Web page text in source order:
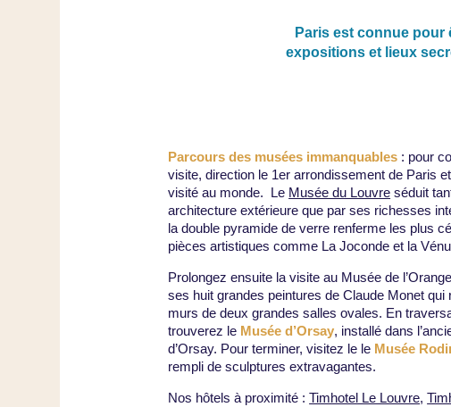
Paris est connue pour
expositions et lieux
Parcours des musées immanquables : pour
visite, direction le 1er arrondissement de Paris
visité au monde. Le Musée du Louvre séduit
architecture extérieure que par ses richesses
la double pyramide de verre renferme les plus
pièces artistiques comme La Joconde et la
Prolongez ensuite la visite au Musée de
ses huit grandes peintures de Claude Monet qui
murs de deux grandes salles ovales. En
trouverez le Musée d’Orsay, installé dans
d’Orsay. Pour terminer, visitez le le Musée
rempli de sculptures extravagantes.
Nos hôtels à proximité :Timhotel Le Louvre,